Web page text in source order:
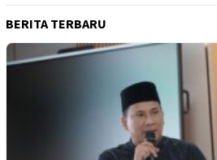
BERITA TERBARU